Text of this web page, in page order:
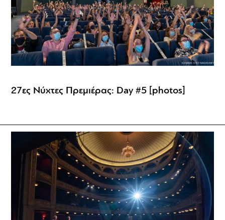
27ες Νύχτες Πρεμιέρας: Day #5 [photos]